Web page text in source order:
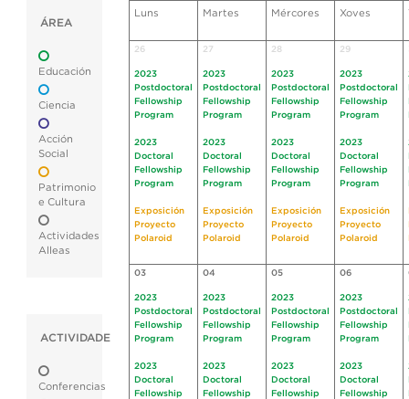
ÁREA
Educación
Ciencia
Acción
Social
Patrimonio
e Cultura
Actividades
Alleas
ACTIVIDADE
Conferencias
Luns Martes Mércores Xoves
26
2023
Postdoctoral
Fellowship
Program
2023
Doctoral
Fellowship
Program
Exposición
Proyecto
Polaroid
27
2023
Postdoctoral
Fellowship
Program
2023
Doctoral
Fellowship
Program
Exposición
Proyecto
Polaroid
28
2023
Postdoctoral
Fellowship
Program
2023
Doctoral
Fellowship
Program
Exposición
Proyecto
Polaroid
29
2023
Postdoctoral
Fellowship
Program
2023
Doctoral
Fellowship
Program
Exposición
Proyecto
Polaroid
03
2023
Postdoctoral
Fellowship
Program
2023
Doctoral
Fellowship
04
2023
Postdoctoral
Fellowship
Program
2023
Doctoral
Fellowship
05
2023
Postdoctoral
Fellowship
Program
2023
Doctoral
Fellowship
06
2023
Postdoctoral
Fellowship
Program
2023
Doctoral
Fellowship